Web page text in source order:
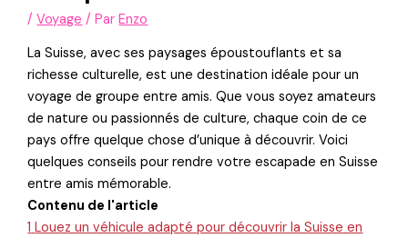
/Voyage / ParEnzo
La Suisse, avec ses paysages époustouflants et sa
richesse culturelle, est une destination idéale pour un
voyage de groupe entre amis. Que vous soyez amateurs
de nature ou passionnés de culture, chaque coin de ce
pays offre quelque chose d’unique à découvrir. Voici
quelques conseils pour rendre votre escapade en Suisse
entre amis mémorable.
Contenu de l'article
1 Louez un véhicule adapté pour découvrir la Suisse en